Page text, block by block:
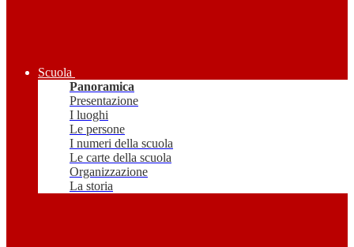
Scuola
Panoramica
Presentazione
I luoghi
Le persone
I numeri della scuola
Le carte della scuola
Organizzazione
La storia